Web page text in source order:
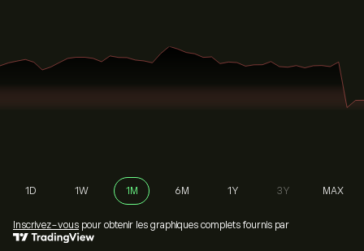
1D 1W 1M 6M 1Y 3Y MAX
Inscrivez-vous pour obtenir les graphiques complets fournis par